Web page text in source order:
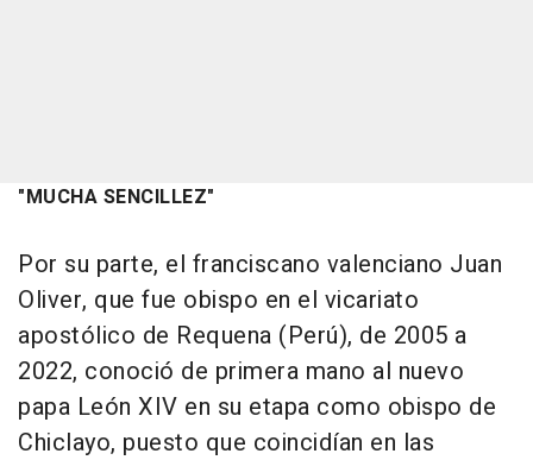
"MUCHA SENCILLEZ"
Por su parte, el franciscano valenciano Juan
Oliver, que fue obispo en el vicariato
apostólico de Requena (Perú), de 2005 a
2022, conoció de primera mano al nuevo
papa León XIV en su etapa como obispo de
Chiclayo, puesto que coincidían en las